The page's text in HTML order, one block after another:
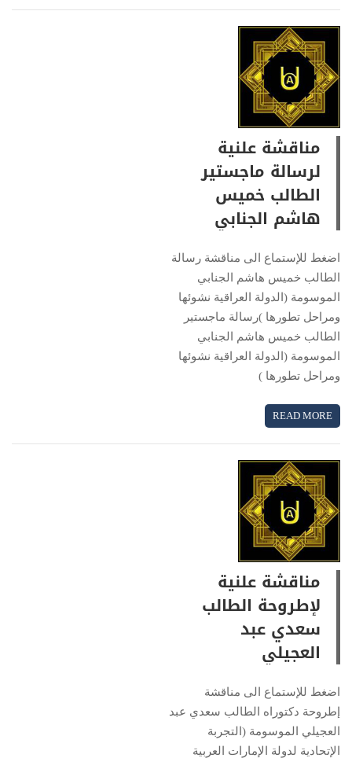
مناقشة علنية
لرسالة ماجستير
الطالب خميس
هاشم الجنابي
اضغط للإستماع الى مناقشة رسالة
الطالب خميس هاشم الجنابي
الموسومة (الدولة العراقية نشوئها
ومراحل تطورها )رسالة ماجستير
الطالب خميس هاشم الجنابي
الموسومة (الدولة العراقية نشوئها
ومراحل تطورها )
READ MORE
مناقشة علنية
لإطروحة الطالب
سعدي عبد
العجيلي
اضغط للإستماع الى مناقشة
إطروحة دكتوراه الطالب سعدي عبد
العجيلي الموسومة (التجربة
الإتحادية لدولة الإمارات العربية